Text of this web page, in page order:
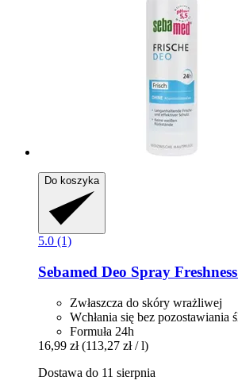
Do koszyka
5.0 (1)
Sebamed Deo Spray
Zwłaszcza do skóry wrażliwej
Wchłania się bez pozostawiania
Formuła 24h
16,99 zł (113,27 zł / l)
Dostawa do 11 sierpnia